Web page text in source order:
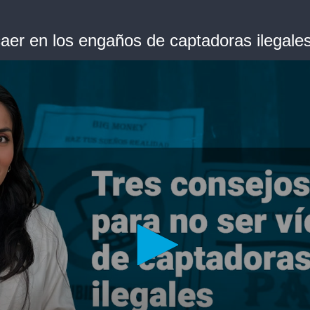
en los engaños de captadoras